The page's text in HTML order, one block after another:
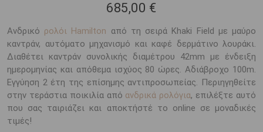
685,00 €
Ανδρικό ρολόι Hamilton από τη σειρά Khaki Field με μαύρο
καντράν, αυτόματο μηχανισμό και καφέ δερμάτινο λουράκι.
Διαθέτει καντράν συνολικής διαμέτρου 42mm με ένδειξη
ημερομηνίας και απόθεμα ισχύος 80 ώρες. Αδιάβροχο 100m.
Εγγύηση 2 έτη της επίσημης αντιπροσωπείας. Περιηγηθείτε
στην τεράστια ποικιλία από ανδρικά ρολόγια, επιλέξτε αυτό
που σας ταιριάζει και αποκτήστέ το online σε μοναδικές
τιμές!